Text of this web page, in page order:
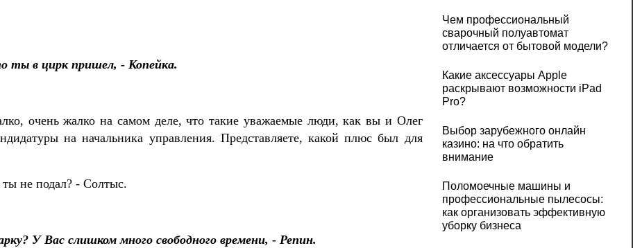
ты в цирк пришел, - Копейка.
очень жалко на самом деле, что такие уважаемые люди, как вы и Олег
на начальника управления. Представляете, какой плюс был для
не подал? - Солтыс.
У Вас слишком много свободного времени, - Репин.
Чем профессиональный
сварочный полуавтомат
отличается от бытовой модели?
Какие аксессуары Apple
раскрывают возможности iPad
Pro?
Выбор зарубежного онлайн
казино: на что обратить
внимание
Поломоечные машины и
профессиональные пылесосы:
как организовать эффективную
уборку бизнеса